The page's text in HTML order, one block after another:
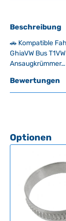
Beschreibung
🚗 Kompatible
GhiaVW Bus
Ansaugkrümmer…
Bewertungen
Produktgalerie
Optionen